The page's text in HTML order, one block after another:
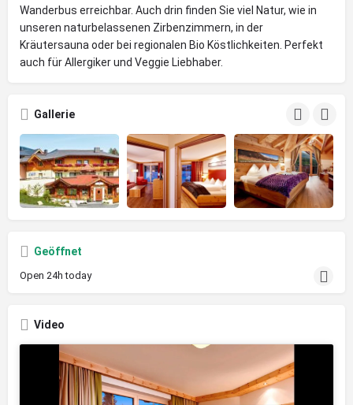
Wanderbus erreichbar. Auch drin finden Sie viel Natur, wie in
unseren naturbelassenen Zirbenzimmern, in der
Kräutersauna oder bei regionalen Bio Köstlichkeiten. Perfekt
auch für Allergiker und Veggie Liebhaber.
Gallerie
Geöffnet
Open 24h today
Video